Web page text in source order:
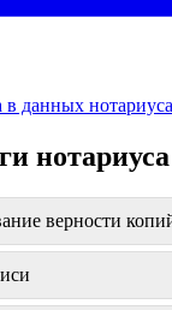
данных
верности